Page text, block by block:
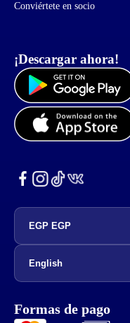
Conviértete en socio
¡Descargar ahora!
Formas de pago